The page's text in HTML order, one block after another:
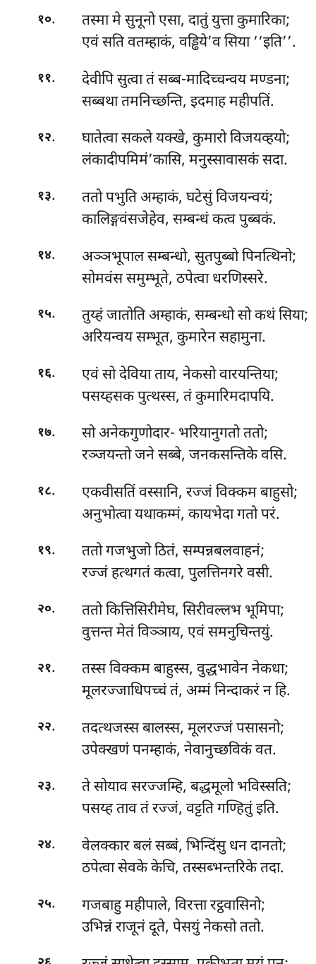
१०.
तस्मा मे सुनूनो एसा, दातुं युत्ता कुमारिका;
एवं सति वतम्हाकं, वड्ढिये’व सिया ‘‘इति’’.
११.
देवीपि सुत्वा तं सब्ब-मादिच्चन्वय मण्डना;
सब्बथा तमनिच्छन्ति, इदमाह महीपतिं.
१२.
घातेत्वा सकले यक्खे, कुमारो विजयव्हयो;
लंकादीपमिमं’कासि, मनुस्सावासकं सदा.
१३.
ततो पभुति अम्हाकं, घटेसुं विजयन्वयं;
कालिङ्गवंसजेहेव, सम्बन्धं कत्व पुब्बकं.
१४.
अञ्ञभूपाल सम्बन्धो, सुतपुब्बो पिनत्थिनो;
सोमवंस समुम्भूते, ठपेत्वा धरणिस्सरे.
१५.
तुय्हं जातोति अम्हाकं, सम्बन्धो सो कथं सिया;
अरियन्वय सम्भूत, कुमारेन सहामुना.
१६.
एवं सो देविया ताय, नेकसो वारयन्तिया;
पसय्हसक पुत्थस्स, तं कुमारिमदापयि.
१७.
सो अनेकगुणोदार- भरियानुगतो ततो;
रञ्जयन्तो जने सब्बे, जनकसन्तिके वसि.
१८.
एकवीसतिं वस्सानि, रज्जं विक्कम बाहुसो;
अनुभोत्वा यथाकम्मं, कायभेदा गतो परं.
१९.
ततो गजभुजो ठितं, सम्पन्नबलवाहनं;
रज्जं हत्थगतं कत्वा, पुलत्तिनगरे वसी.
२०.
ततो कित्तिसिरीमेघ, सिरीवल्लभ भूमिपा;
वुत्तन्त मेतं विञ्ञाय, एवं समनुचिन्तयुं.
२१.
तस्स विक्कम बाहुस्स, वुद्धभावेन नेकधा;
मूलरज्जाधिपच्चं तं, अम्मं निन्दाकरं न हि.
२२.
तदत्थजस्स बालस्स, मूलरज्जं पसासनो;
उपेक्खणं पनम्हाकं, नेवानुच्छविकं वत.
२३.
ते सोयाव सरज्जम्हि, बद्धमूलो भविस्सति;
पसय्ह ताव तं रज्जं, वट्टति गण्हितुं इति.
२४. वेलक्कारबलं सब्बं, भिन्दिंसु धन दानतो;
ठपेत्वा सेवके केचि, तस्सब्भन्तरिके तदा.
२५.
गजबाहु महीपाले, विरत्ता रट्ठवासिनो;
उभिन्नं राजूनं दूते, पेसयुं नेकसो ततो.